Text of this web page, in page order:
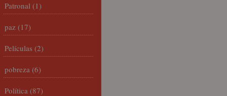
Patronal (1)
paz (17)
Películas (2)
pobreza (6)
Política (87)